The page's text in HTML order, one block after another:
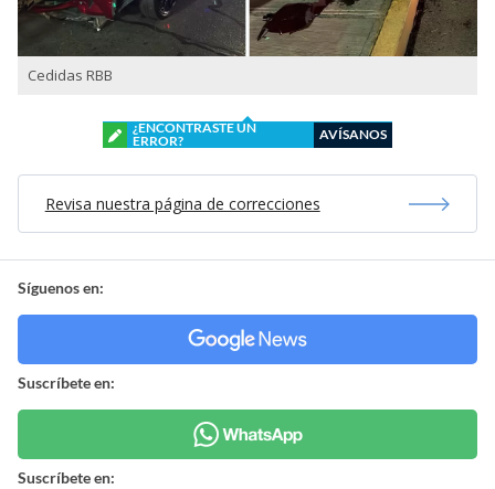
Cedidas RBB
¿ENCONTRASTE UN
ERROR?
AVÍSANOS
Revisa nuestra página de correcciones
Síguenos en:
Suscríbete en:
Suscríbete en: